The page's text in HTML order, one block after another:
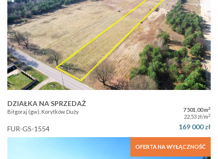
DZIAŁKA NA SPRZEDAŻ
Biłgoraj (gw), Korytków Duży 7 501,00 m2
22,53 zł/m2
FUR-GS-1554 169 000 zł
OFERTA NA WYŁĄCZNOŚĆ